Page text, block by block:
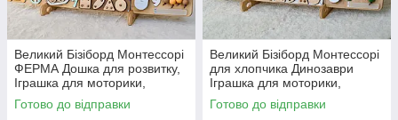
Великий Бізіборд Монтессорі
ФЕРМА Дошка для розвитку,
Іграшка для моторики,
бизиборд для дітей дерев'яні
іграшки + подарунок
Готово до відправки
Великий Бізіборд Монтессорі
для хлопчика Динозаври
Іграшка для моторики,
бизиборд для дітей дерев'яні
іграшки + подарунок
Готово до відправки